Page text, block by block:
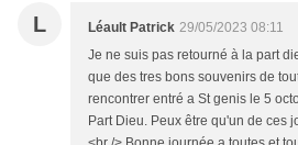
L Léault Patrick 29/05/2023 08:11
Je ne suis pas retourné à la part
que des tres bons souvenirs de
rencontrer entré a St genis le 5
Part Dieu. Peux être qu'un de ces